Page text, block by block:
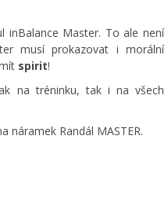
inBalance Master. To ale není
musí prokazovat i morální
spirit!
na tréninku, tak i na všech
náramek Randál MASTER.